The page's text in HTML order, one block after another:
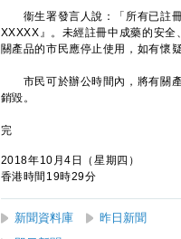
衞生署發言人說：「所有已註冊
XXXXX』。未經註冊中成藥的安
關產品的市民應停止使用，如有懷
市民可於辦公時間內，將有關產
銷毀。
完
2018年10月4日（星期四）
香港時間19時29分
新聞資料庫 昨日新聞